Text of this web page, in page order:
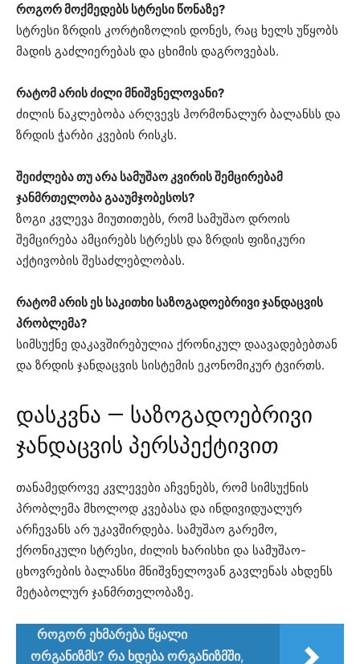
როგორ მოქმედებს სტრესი წონაზე?
სტრესი ზრდის კორტიზოლის დონეს, რაც ხელს უწყობს
მადის გაძლიერებას და ცხიმის დაგროვებას.
რატომ არის ძილი მნიშვნელოვანი?
ძილის ნაკლებობა არღვევს ჰორმონალურ ბალანსს და
ზრდის ჭარბი კვების რისკს.
შეიძლება თუ არა სამუშაო კვირის შემცირებამ
ჯანმრთელობა გააუმჯობესოს?
ზოგი კვლევა მიუთითებს, რომ სამუშაო დროის
შემცირება ამცირებს სტრესს და ზრდის ფიზიკური
აქტივობის შესაძლებლობას.
რატომ არის ეს საკითხი საზოგადოებრივი ჯანდაცვის
პრობლემა?
სიმსუქნე დაკავშირებულია ქრონიკულ დაავადებებთან
და ზრდის ჯანდაცვის სისტემის ეკონომიკურ ტვირთს.
დასკვნა — საზოგადოებრივი
ჯანდაცვის პერსპექტივით
თანამედროვე კვლევები აჩვენებს, რომ სიმსუქნის
პრობლემა მხოლოდ კვებასა და ინდივიდუალურ
არჩევანს არ უკავშირდება. სამუშაო გარემო,
ქრონიკული სტრესი, ძილის ხარისხი და სამუშაო-
ცხოვრების ბალანსი მნიშვნელოვან გავლენას ახდენს
მეტაბოლურ ჯანმრთელობაზე.
როგორ ეხმარება წყალი
ორგანიზმს? რა ხდება ორგანიზმში,